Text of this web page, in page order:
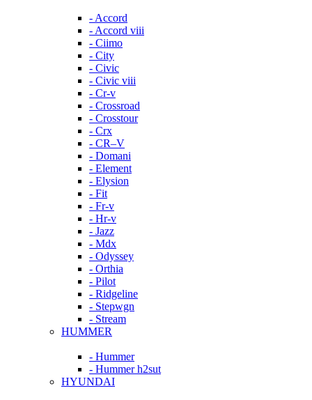
- Accord
- Accord viii
- Ciimo
- City
- Civic
- Civic viii
- Cr-v
- Crossroad
- Crosstour
- Crx
- CR–V
- Domani
- Element
- Elysion
- Fit
- Fr-v
- Hr-v
- Jazz
- Mdx
- Odyssey
- Orthia
- Pilot
- Ridgeline
- Stepwgn
- Stream
HUMMER
- Hummer
- Hummer h2sut
HYUNDAI